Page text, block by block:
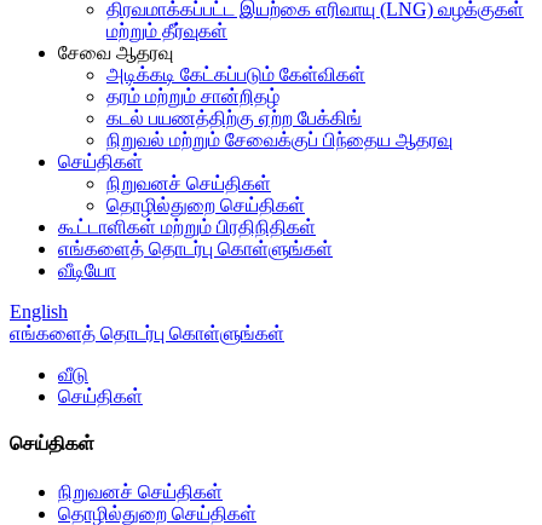
திரவமாக்கப்பட்ட இயற்கை எரிவாயு (LNG) வழக்குகள்
மற்றும் தீர்வுகள்
சேவை ஆதரவு
அடிக்கடி கேட்கப்படும் கேள்விகள்
தரம் மற்றும் சான்றிதழ்
கடல் பயணத்திற்கு ஏற்ற பேக்கிங்
நிறுவல் மற்றும் சேவைக்குப் பிந்தைய ஆதரவு
செய்திகள்
நிறுவனச் செய்திகள்
தொழில்துறை செய்திகள்
கூட்டாளிகள் மற்றும் பிரதிநிதிகள்
எங்களைத் தொடர்பு கொள்ளுங்கள்
வீடியோ
English
எங்களைத் தொடர்பு கொள்ளுங்கள்
வீடு
செய்திகள்
செய்திகள்
நிறுவனச் செய்திகள்
தொழில்துறை செய்திகள்